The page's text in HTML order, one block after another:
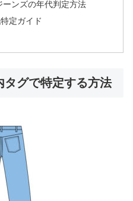
ーンズの年代判定方法
定ガイド
タグで特定する方法